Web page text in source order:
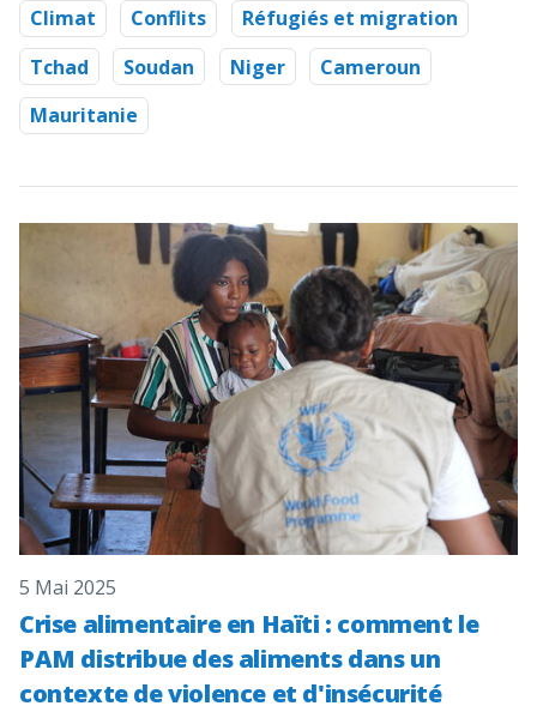
Climat Conflits
Réfugiés et migration
Tchad
Soudan Niger
Cameroun
Mauritanie
5 Mai 2025
Crise alimentaire en Haïti : comment le
PAM distribue des aliments dans un
contexte de violence et d'insécurité